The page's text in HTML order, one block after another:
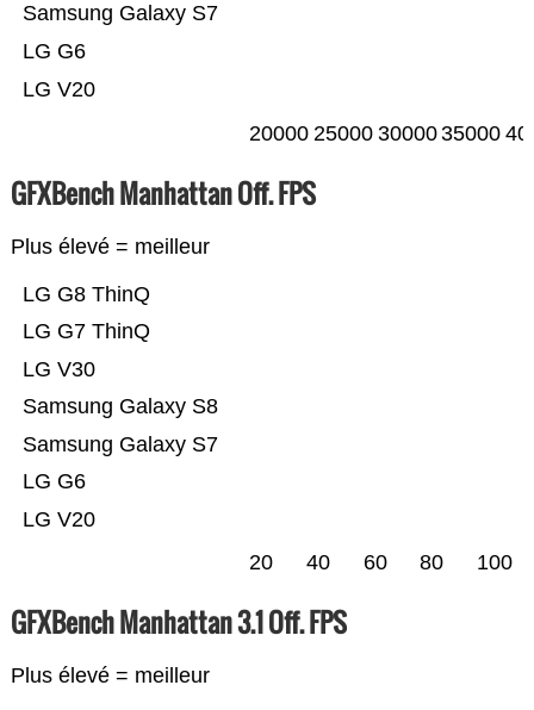
LG V20
LG G6
Samsung Galaxy S7
20000 25000 3000035000
GFXBench Manhattan Off. FPS
Plus élevé = meilleur
LG V20
LG G6
Samsung Galaxy S7
Samsung Galaxy S8
LG V30
LG G7 ThinQ
LG G8 ThinQ
20 40 60 80 100
GFXBench Manhattan 3.1 Off. FPS
Plus élevé = meilleur